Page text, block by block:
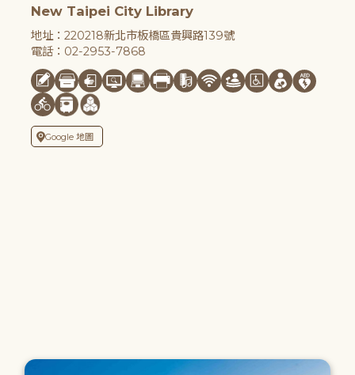
New Taipei City Library
地址：220218新北市板橋區貴興路139號
電話：02-2953-7868
Google 地圖